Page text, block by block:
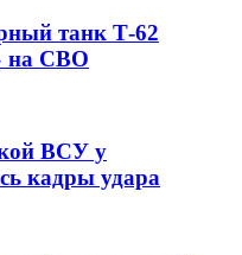
танк Т-62
на СВО
ВСУ у
кадры удара